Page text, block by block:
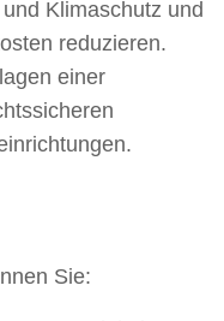
Klimaschutz und
reduzieren.
einer
Sie: